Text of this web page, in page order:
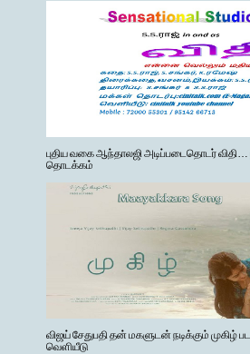
புதிய வகை ஆந்தாலஜி அடிப்படைதொடர்
தொடக்கம்
விஜய் சேதுபதி தன் மகளுடன் நடிக்கும் முகிழ்
வெளியீடு